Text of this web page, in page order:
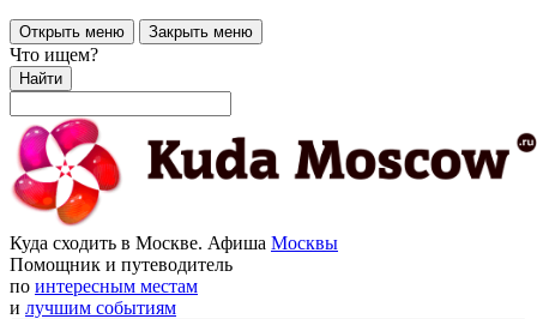
Открыть меню Закрыть меню
Что ищем?
Найти
Куда сходить в Москве. Афиша Москвы
Помощник и путеводитель
по интересным местам
и лучшим событиям